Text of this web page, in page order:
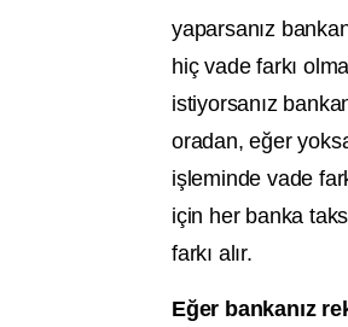
yaparsanız
hiç vade farkı
istiyorsanız
oradan, eğer
işleminde vade
için her banka
farkı alır.
Eğer bankanız